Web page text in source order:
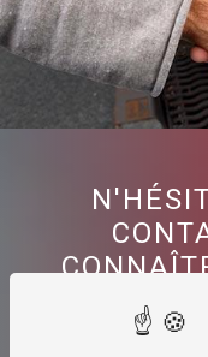
TOUTES